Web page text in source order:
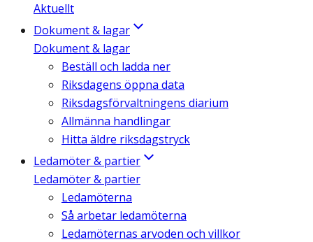
Aktuellt
Dokument & lagar
Dokument & lagar
Beställ och ladda ner
Riksdagens öppna data
Riksdagsförvaltningens diarium
Allmänna handlingar
Hitta äldre riksdagstryck
Ledamöter & partier
Ledamöter & partier
Ledamöterna
Så arbetar ledamöterna
Ledamöternas arvoden och villkor